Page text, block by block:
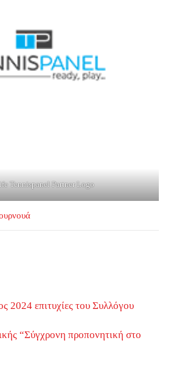
Tennispanel Partner Logo
2024 επιτυχίες του Συλλόγου
“Σύγχρονη προπονητική στο